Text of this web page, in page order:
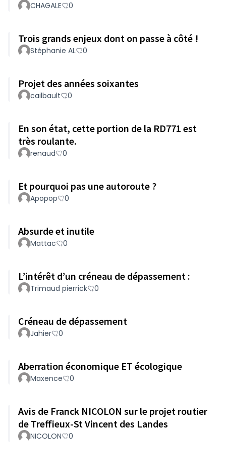
CHAGALE 0
Trois grands enjeux dont on passe à côté !
Stéphanie AL 0
Projet des années soixantes
cailbault 0
En son état, cette portion de la RD771 est
très roulante.
renaud 0
Et pourquoi pas une autoroute ?
Apopop 0
Absurde et inutile
Mattac 0
L’intérêt d’un créneau de dépassement :
Trimaud pierrick 0
Créneau de dépassement
Jahier 0
Aberration économique ET écologique
Maxence 0
Avis de Franck NICOLON sur le projet routier
de Treffieux-St Vincent des Landes
NICOLON 0